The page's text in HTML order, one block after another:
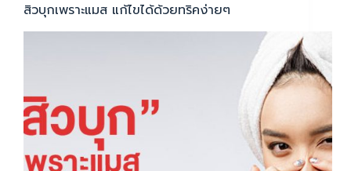
สิวบุกเพราะแมส แก้ไขได้ด้วยทริคง่ายๆ